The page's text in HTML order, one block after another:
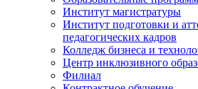
Институт магистратуры
Институт подготовки и
педагогических кадров
Колледж бизнеса и
Центр инклюзивного
Филиал